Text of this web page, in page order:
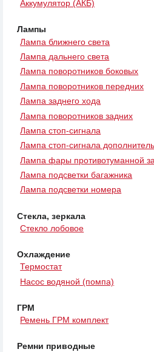
Аккумулятор (АКБ)
Лампы
Лампа ближнего света
Лампа дальнего света
Лампа поворотников боковых
Лампа поворотников передних
Лампа заднего хода
Лампа поворотников задних
Лампа стоп-сигнала
Лампа стоп-сигнала
Лампа фары противотуманной
Лампа подсветки багажника
Лампа подсветки номера
Стекла, зеркала
Стекло лобовое
Охлаждение
Термостат
Насос водяной (помпа)
ГРМ
Ремень ГРМ комплект
Ремни приводные